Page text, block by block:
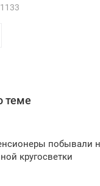
1133
теме
побывали
кругосветки